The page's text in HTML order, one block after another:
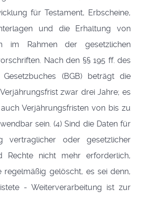
für Testament, Erbscheine,
und die Erhaltung von
im Rahmen der gesetzlichen
Nach den §§ 195 ff. des
Gesetzbuches (BGB) beträgt die
zwar drei Jahre; es
Verjährungsfristen von bis zu
sein. (4) Sind die Daten für
vertraglicher oder gesetzlicher
Rechte nicht mehr erforderlich,
regelmäßig gelöscht, es sei denn,
- Weiterverarbeitung ist zur